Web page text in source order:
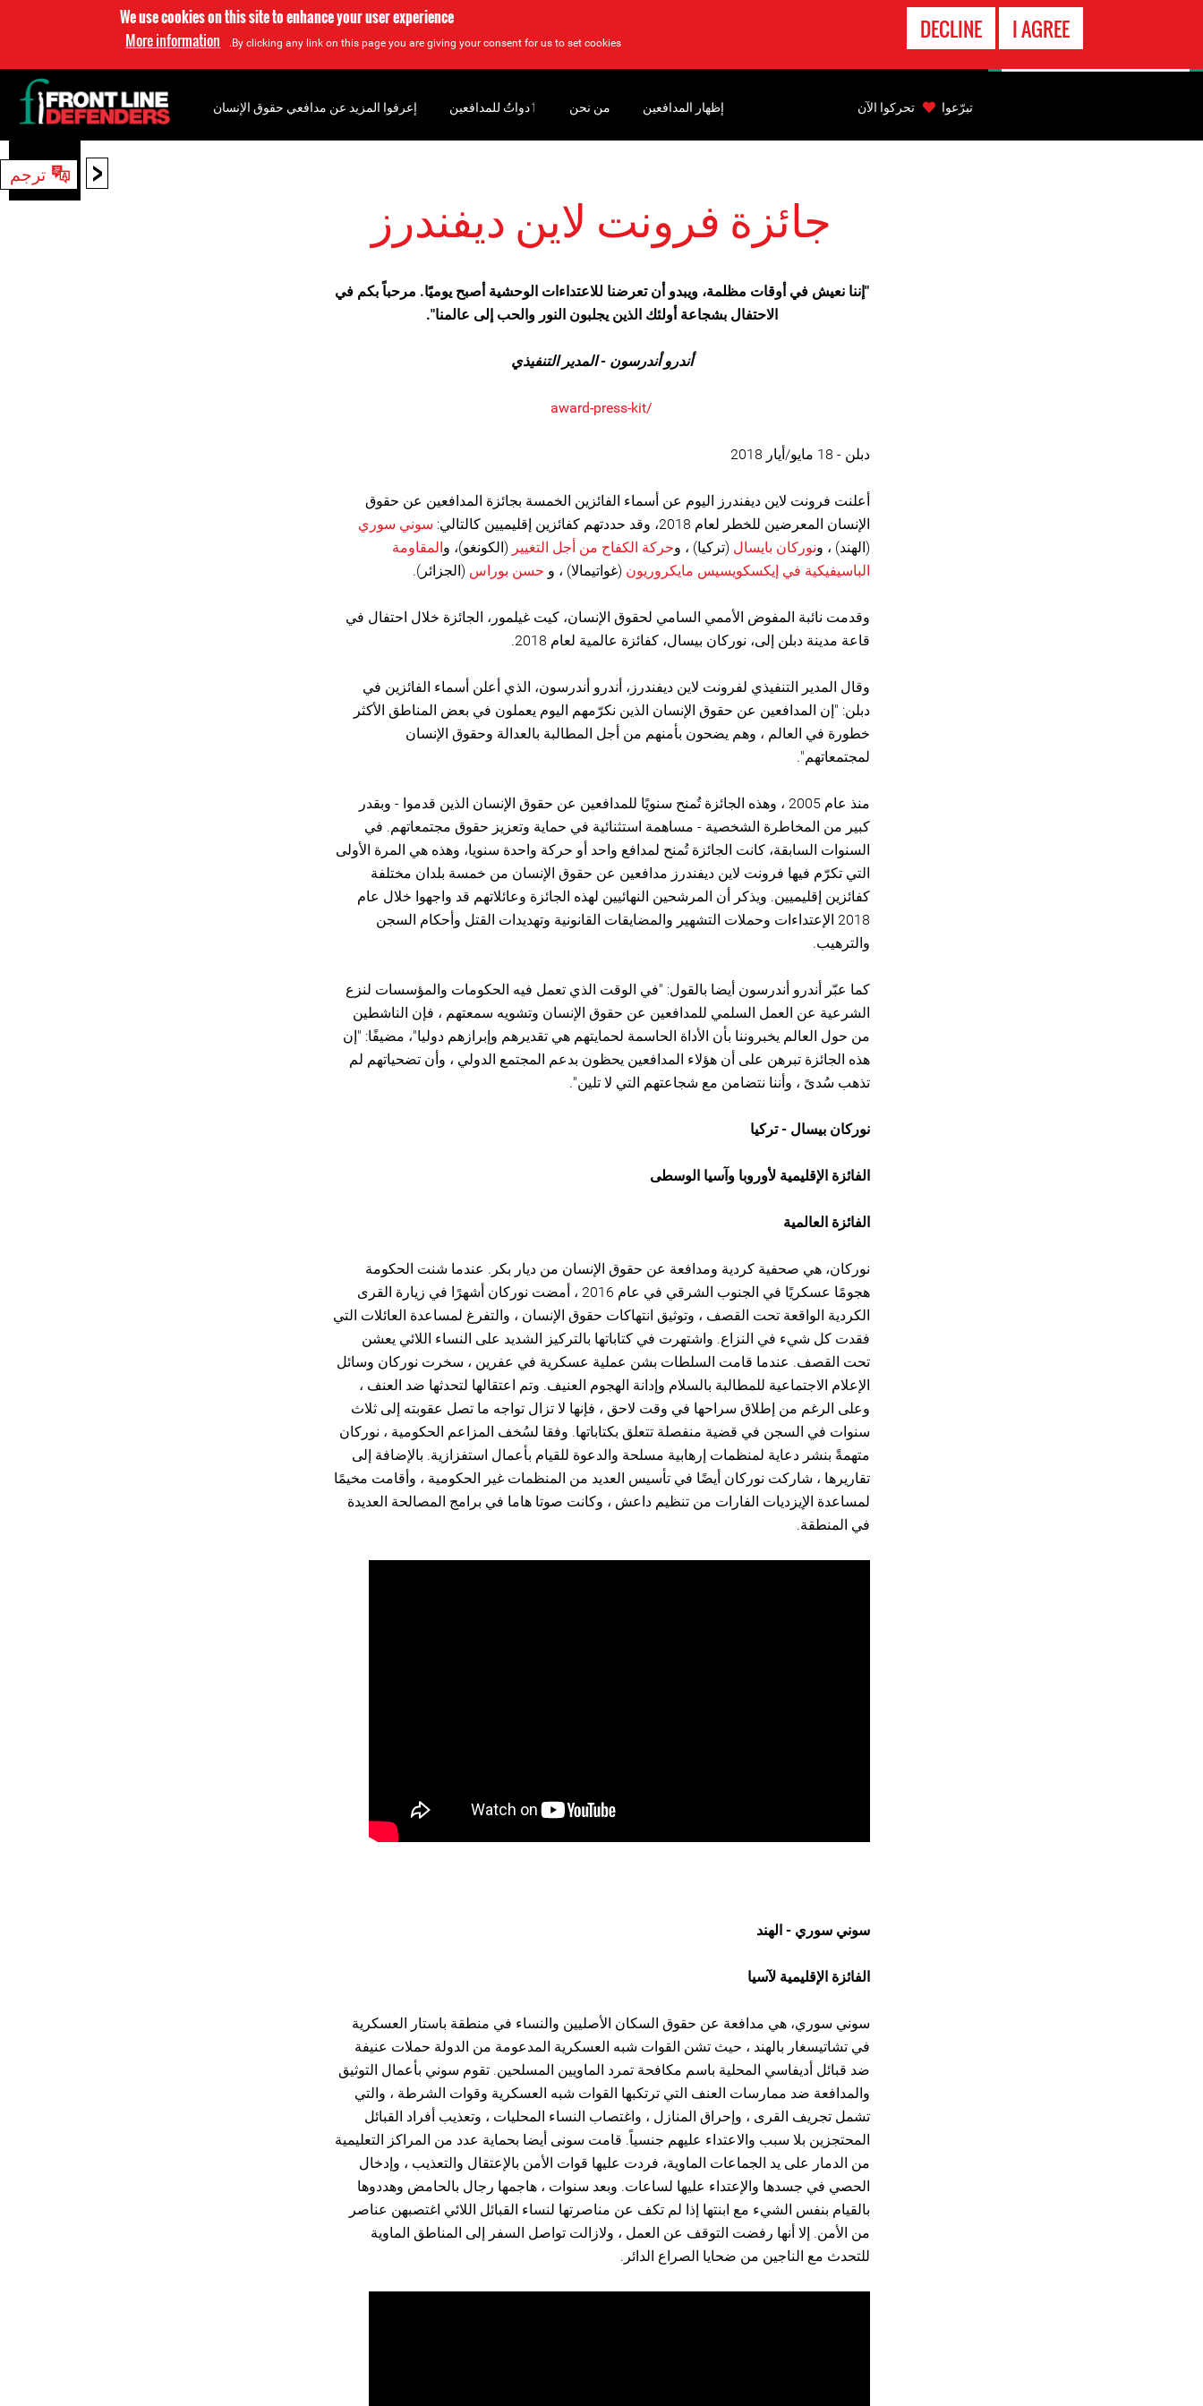
We use cookies on this site to enhance your user experience
By clicking any link on this page you are giving your consent for us to set cookies.
More information I AGREE
DECLINE
< ترجم
جائزة فرونت لاين ديفندرز
"إننا نعيش في أوقات مظلمة، ويبدو أن تعرضنا للاعتداءات الوحشية أصبح يوميًا. مرحباً بكم في
الاحتفال بشجاعة أولئك الذين يجلبون النور والحب إلى عالمنا".
أندرو أندرسون - المدير التنفيذي
/award-press-kit
دبلن - 18 مايو/أيار 2018
أعلنت فرونت لاين ديفندرز اليوم عن أسماء الفائزين الخمسة بجائزة المدافعين عن حقوق
الإنسان المعرضين للخطر لعام 2018، وقد حددتهم كفائزين إقليميين كالتالي:
سوني سوري
(الهند) ، ونوركان بايسال (تركيا) ، وحركة الكفاح من أجل التغيير (الكونغو)، والمقاومة
الباسيفيكية في إيكسكويسيس مايكروريون (غواتيمالا) ، و حسن بوراس (الجزائر).
وقدمت نائبة المفوض الأممي السامي لحقوق الإنسان، كيت غيلمور، الجائزة خلال احتفال في
قاعة مدينة دبلن إلى، نوركان بيسال، كفائزة عالمية لعام 2018.
وقال المدير التنفيذي لفرونت لاين ديفندرز، أندرو أندرسون، الذي أعلن أسماء الفائزين في
دبلن: "إن المدافعين عن حقوق الإنسان الذين نكرّمهم اليوم يعملون في بعض المناطق الأكثر
خطورة في العالم ، وهم يضحون بأمنهم من أجل المطالبة بالعدالة وحقوق الإنسان
لمجتمعاتهم".
منذ عام 2005 ، وهذه الجائزة تُمنح سنويًا للمدافعين عن حقوق الإنسان الذين قدموا - وبقدر
كبير من المخاطرة الشخصية - مساهمة استثنائية في حماية وتعزيز حقوق مجتمعاتهم. في
السنوات السابقة، كانت الجائزة تُمنح لمدافع واحد أو حركة واحدة سنويا، وهذه هي المرة الأولى
التي تكرّم فيها فرونت لاين ديفندرز مدافعين عن حقوق الإنسان من خمسة بلدان مختلفة
كفائزين إقليميين. ويذكر أن المرشحين النهائيين لهذه الجائزة وعائلاتهم قد واجهوا خلال عام
2018 الإعتداءات وحملات التشهير والمضايقات القانونية وتهديدات القتل وأحكام السجن
والترهيب.
كما عبّر أندرو أندرسون أيضا بالقول: "في الوقت الذي تعمل فيه الحكومات والمؤسسات لنزع
الشرعية عن العمل السلمي للمدافعين عن حقوق الإنسان وتشويه سمعتهم ، فإن الناشطين
من حول العالم يخبروننا بأن الأداة الحاسمة لحمايتهم هي تقديرهم وإبرازهم دوليا"، مضيفًا: "إن
هذه الجائزة تبرهن على أن هؤلاء المدافعين يحظون بدعم المجتمع الدولي ، وأن تضحياتهم لم
تذهب سُدىً ، وأننا نتضامن مع شجاعتهم التي لا تلين".
نوركان بيسال - تركيا
الفائزة الإقليمية لأوروبا وآسيا الوسطى
الفائزة العالمية
نوركان، هي صحفية كردية ومدافعة عن حقوق الإنسان من ديار بكر. عندما شنت الحكومة
هجومًا عسكريًا في الجنوب الشرقي في عام 2016 ، أمضت نوركان أشهرًا في زيارة القرى
الكردية الواقعة تحت القصف ، وتوثيق انتهاكات حقوق الإنسان ، والتفرغ لمساعدة العائلات التي
فقدت كل شيء في النزاع. واشتهرت في كتاباتها بالتركيز الشديد على النساء اللائي يعشن
تحت القصف. عندما قامت السلطات بشن عملية عسكرية في عفرين ، سخرت نوركان وسائل
الإعلام الاجتماعية للمطالبة بالسلام وإدانة الهجوم العنيف. وتم اعتقالها لتحدثها ضد العنف ،
وعلى الرغم من إطلاق سراحها في وقت لاحق ، فإنها لا تزال تواجه ما تصل عقوبته إلى ثلاث
سنوات في السجن في قضية منفصلة تتعلق بكتاباتها. وفقا لسُخف المزاعم الحكومية ، نوركان
متهمةً بنشر دعاية لمنظمات إرهابية مسلحة والدعوة للقيام بأعمال استفزازية. بالإضافة إلى
تقاريرها ، شاركت نوركان أيضًا في تأسيس العديد من المنظمات غير الحكومية ، وأقامت مخيمًا
لمساعدة الإيزديات الفارات من تنظيم داعش ، وكانت صوتا هاما في برامج المصالحة العديدة
في المنطقة.
سوني سوري - الهند
الفائزة الإقليمية لآسيا
سوني سوري، هي مدافعة عن حقوق السكان الأصليين والنساء في منطقة باستار العسكرية
في تشاتيسغار بالهند ، حيث تشن القوات شبه العسكرية المدعومة من الدولة حملات عنيفة
ضد قبائل أديفاسي المحلية باسم مكافحة تمرد الماويين المسلحين. تقوم سوني بأعمال التوثيق
والمدافعة ضد ممارسات العنف التي ترتكبها القوات شبه العسكرية وقوات الشرطة ، والتي
تشمل تجريف القرى ، وإحراق المنازل ، واغتصاب النساء المحليات ، وتعذيب أفراد القبائل
المحتجزين بلا سبب والاعتداء عليهم جنسياً. قامت سونى أيضا بحماية عدد من المراكز التعليمية
من الدمار على يد الجماعات الماوية، فردت عليها قوات الأمن بالإعتقال والتعذيب ، وإدخال
الحصي في جسدها والإعتداء عليها لساعات. وبعد سنوات ، هاجمها رجال بالحامض وهددوها
بالقيام بنفس الشيء مع ابنتها إذا لم تكف عن مناصرتها لنساء القبائل اللائي اغتصبهن عناصر
من الأمن. إلا أنها رفضت التوقف عن العمل ، ولازالت تواصل السفر إلى المناطق الماوية
للتحدث مع الناجين من ضحايا الصراع الدائر.
إعرفوا المزيد عن مدافعي حقوق الإنسان ‏ٲدواتٌ للمدافعين من نحن إظهار المدافعين
بحث
تبرّعوا تحركوا الآن
الاتصال
بالطوارىء